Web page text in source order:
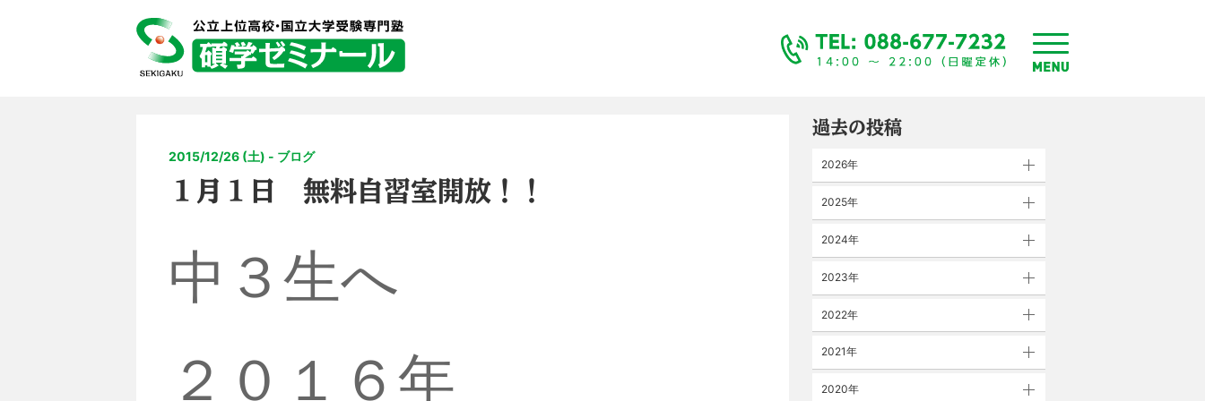
toggle
menu
2015/12/26 (土) - ブログ
１月１日 無料自習室開放！！
中３生へ
２０１６年
過去の投稿
2026年
2025年
2024年
2023年
2022年
2021年
2020年